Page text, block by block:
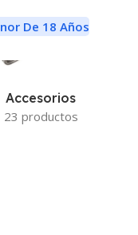
De 18 Años
Accesorios
23 productos